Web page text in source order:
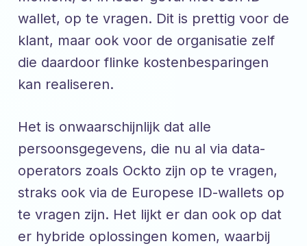
wallet, op te vragen. Dit is prettig voor de
klant, maar ook voor de organisatie zelf
die daardoor flinke kostenbesparingen
kan realiseren.
Het is onwaarschijnlijk dat alle
persoonsgegevens, die nu al via data-
operators zoals Ockto zijn op te vragen,
straks ook via de Europese ID-wallets op
te vragen zijn. Het lijkt er dan ook op dat
er hybride oplossingen komen, waarbij